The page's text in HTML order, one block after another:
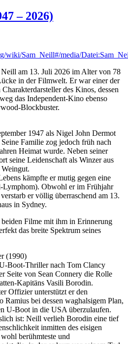
– 2026)
wiki/Sam_Neill#/media/
am 13. Juli 2026 im Alter von 78
in der Filmwelt. Er war einer der
des Kinos, dessen
das Independent-Kino ebenso
Blockbuster.
1947 als Nigel John Dermot
Familie zog jedoch früh nach
Heimat wurde. Neben seiner
seine Leidenschaft als Winzer aus
kämpfte er mutig gegen eine
Obwohl er im Frühjahr
er völlig überraschend am 13.
in Sydney.
Filme mit ihm in Erinnerung
das breite Spektrum seines
(1990)
Boot-Thriller nach Tom Clancy
Seite von Sean Connery die Rolle
Kapitäns Vasili Borodin.
Offizier unterstützt er den
Ramius bei dessen waghalsigem Plan,
U-Boot in die USA überzulaufen.
ist: Neill verlieh Borodin eine tief
inmitten des eisigen
berühmteste und